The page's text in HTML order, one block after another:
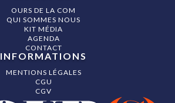
OURS DE LA COM
QUI SOMMES NOUS
KIT MÉDIA
AGENDA
CONTACT
INFORMATIONS
MENTIONS LÉGALES
CGU
CGV